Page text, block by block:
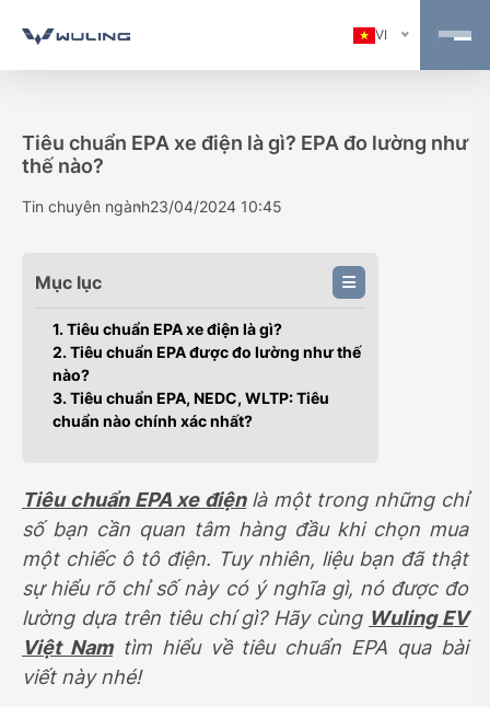
VI
Tiêu chuẩn EPA xe điện là gì? EPA đo lường như
thế nào?
Tin chuyên ngành23/04/2024 10:45
Mục lục
1. Tiêu chuẩn EPA xe điện là gì?
2. Tiêu chuẩn EPA được đo lường như thế
nào?
3. Tiêu chuẩn EPA, NEDC, WLTP: Tiêu
chuẩn nào chính xác nhất?
Tiêu chuẩn EPA xe điện là một trong những chỉ
số bạn cần quan tâm hàng đầu khi chọn mua
một chiếc ô tô điện. Tuy nhiên, liệu bạn đã thật
sự hiểu rõ chỉ số này có ý nghĩa gì, nó được đo
lường dựa trên tiêu chí gì? Hãy cùng Wuling EV
Việt Namtìm hiểu về tiêu chuẩn EPA qua bài
viết này nhé!